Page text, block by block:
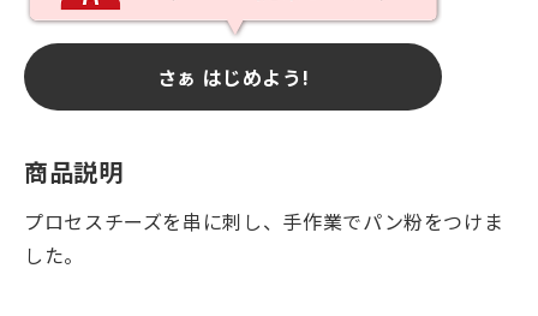
さぁ はじめよう!
商品説明
プロセスチーズを串に刺し、手作業でパン粉をつけま
した。